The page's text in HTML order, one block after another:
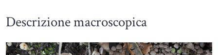
Descrizione macroscopica